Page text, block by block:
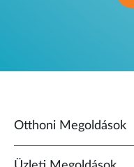
Otthoni Megoldások